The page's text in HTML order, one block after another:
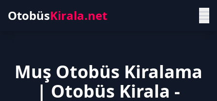
OtobüsKirala.net
Muş Otobüs Kiralama
| Otobüs Kirala -